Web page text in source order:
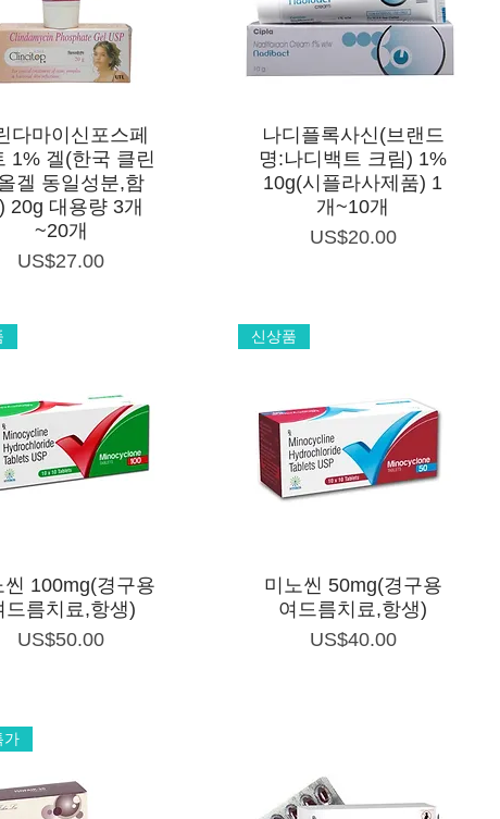
제품보기
다마이신포스페
1% 겔(한국 클린
겔 동일성분,함
20g 대용량 3개
~20개
가격
US$27.00
제품보기
나디플록사신(브랜드
명:나디백트 크림) 1%
10g(시플라사제품) 1
개~10개
가격
US$20.00
제품보기
씬 100mg(경구용
드름치료,항생)
가격
US$50.00
제품보기
신상품
미노씬 50mg(경구용
여드름치료,항생)
가격
US$40.00
가